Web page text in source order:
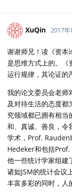
XuQin 2017年
谢谢师兄！读《资本
是思维方式上的。《
运行规律，其论证的
我的论文委员会老师
及对待生活的态度都
究领域都已拥有相当
和、真诚、善良，令
学术，Prof.
Hedeker和包括
他一些统计学家组
诸如JSM的统计会议
丰富多彩的同时，人